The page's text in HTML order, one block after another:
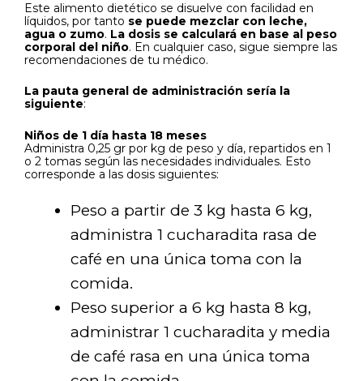
Este alimento dietético se disuelve con facilidad en
líquidos, por tanto se puede mezclar con leche,
agua o zumo. La dosis se calculará en base al peso
corporal del niño. En cualquier caso, sigue siempre las
recomendaciones de tu médico.
La pauta general de administración sería la
siguiente:
Niños de 1 día hasta 18 meses
Administra 0,25 gr por kg de peso y día, repartidos en 1
o 2 tomas según las necesidades individuales. Esto
corresponde a las dosis siguientes:
Peso a partir de 3 kg hasta 6 kg,
administra 1 cucharadita rasa de
café en una única toma con la
comida.
Peso superior a 6 kg hasta 8 kg,
administrar 1 cucharadita y media
de café rasa en una única toma